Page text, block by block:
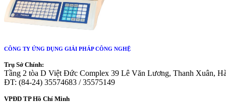
CÔNG TY ỨNG DỤNG GIẢI PHÁP CÔNG NGHỆ
Trụ Sở Chính:
Tầng 2 tòa D Việt Đức Complex 39 Lê Văn Lương, Thanh Xuân,
ĐT: (84-24) 35574683 / 35575149
VPĐD TP Hồ Chí Minh